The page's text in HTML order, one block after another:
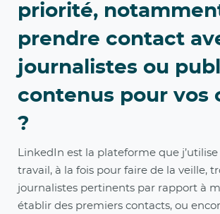
priorité,
prendre contact
journalistes ou
contenus pour vos
?
LinkedIn est la plateforme que
travail, à la fois pour faire de la veille,
journalistes pertinents par rapport à
établir des premiers contacts, ou